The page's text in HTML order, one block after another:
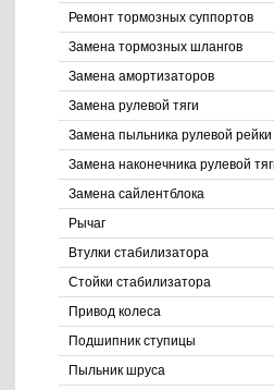
Ремонт тормозных суппортов
Замена тормозных шлангов
Замена амортизаторов
Замена рулевой тяги
Замена пыльника рулевой рейки
Замена наконечника рулевой
Замена сайлентблока
Рычаг
Втулки стабилизатора
Стойки стабилизатора
Привод колеса
Подшипник ступицы
Пыльник шруса